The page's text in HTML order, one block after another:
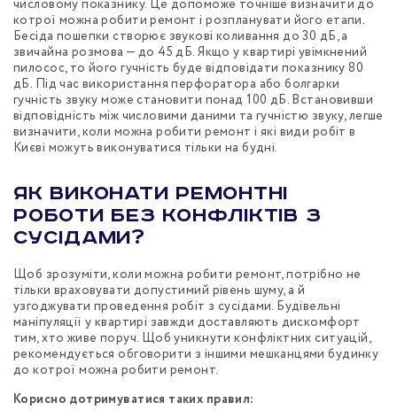
числовому показнику. Це допоможе точніше визначити до
котрої можна робити ремонт і розпланувати його етапи.
Бесіда пошепки створює звукові коливання до 30 дБ, а
звичайна розмова — до 45 дБ. Якщо у квартирі увімкнений
пилосос, то його гучність буде відповідати показнику 80
дБ. Під час використання перфоратора або болгарки
гучність звуку може становити понад 100 дБ. Встановивши
відповідність між числовими даними та гучністю звуку, легше
визначити, коли можна робити ремонт і які види робіт в
Києві можуть виконуватися тільки на будні.
Як виконати ремонтні
роботи без конфліктів з
сусідами?
Щоб зрозуміти, коли можна робити ремонт, потрібно не
тільки враховувати допустимий рівень шуму, а й
узгоджувати проведення робіт з сусідами. Будівельні
маніпуляції у квартирі завжди доставляють дискомфорт
тим, хто живе поруч. Щоб уникнути конфліктних ситуацій,
рекомендується обговорити з іншими мешканцями будинку
до котрої можна робити ремонт.
Корисно дотримуватися таких правил: